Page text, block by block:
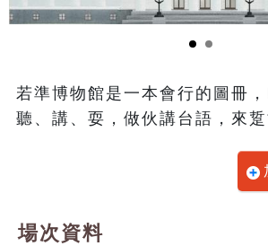
若準博物館是一本會行的圖冊，
聽、講、耍，做伙講台語，來踅
場次資料